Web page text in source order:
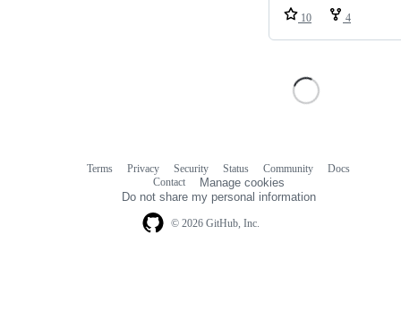
10
4
© 2026 GitHub, Inc.
Terms Privacy Security Status Community
Docs
Contact
Manage cookies
Do not share my personal information